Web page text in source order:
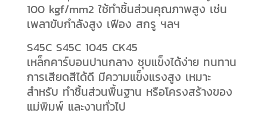
100 kgf/mm2 ใช้ทำชิ้นส่วนคุณภาพสูง เช่น
เพลาขับกำลังสูง เฟือง สกรู ฯลฯ
S45C S45C 1045 CK45
เหล็กคาร์บอนปานกลาง ชุบแข็งได้ง่าย ทนทาน
การเสียดสีได้ดี มีความแข็งแรงสูง เหมาะ
สำหรับ ทำชิ้นส่วนพื้นฐาน หรือโครงสร้างของ
แม่พิมพ์ และงานทั่วไป